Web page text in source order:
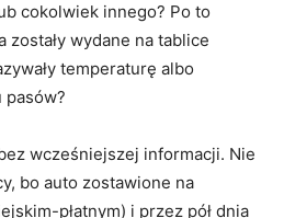
cokolwiek innego? Po to
wydane na tablice
temperaturę albo
pasów?
wcześniejszej informacji. Nie
bo auto zostawione na
płatnym) i przez pół dnia